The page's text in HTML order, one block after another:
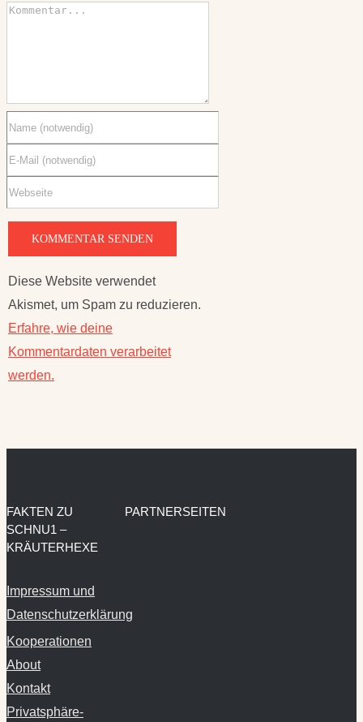
Diese Website verwendet
Akismet, um Spam zu reduzieren.
Erfahre, wie deine
Kommentardaten verarbeitet
werden.
FAKTEN ZU
SCHNU1 –
KRÄUTERHEXE
Impressum und
Datenschutzerklärung
Kooperationen
About
Kontakt
Privatsphäre-
PARTNERSEITEN